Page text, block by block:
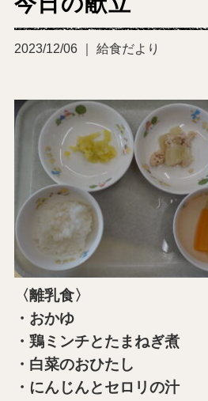
2023/12/06 ｜ 給食だより
〈離乳食〉
・おかゆ
・鶏ミンチとたまねぎ煮
・白菜のおひたし
・にんじんとセロリの汁